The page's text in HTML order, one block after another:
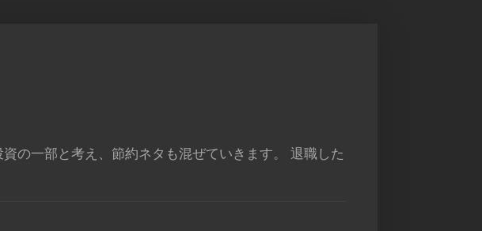
の一部と考え、節約ネタも混ぜていきます。 退職した